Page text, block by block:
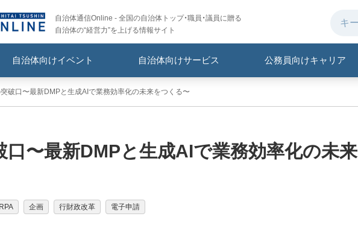
自治体通信Online - 全国の自治体トップ・職員・議員に贈る
自治体の“経営力”を上げる情報サイト
自治体向けイベント 自治体向けサービス 公務員向けキャリア
破口〜最新DMPと生成AIで業務効率化の未来をつくる〜
口〜最新DMPと生成AIで業務効率化の未来
企画 行財政改革 電子申請